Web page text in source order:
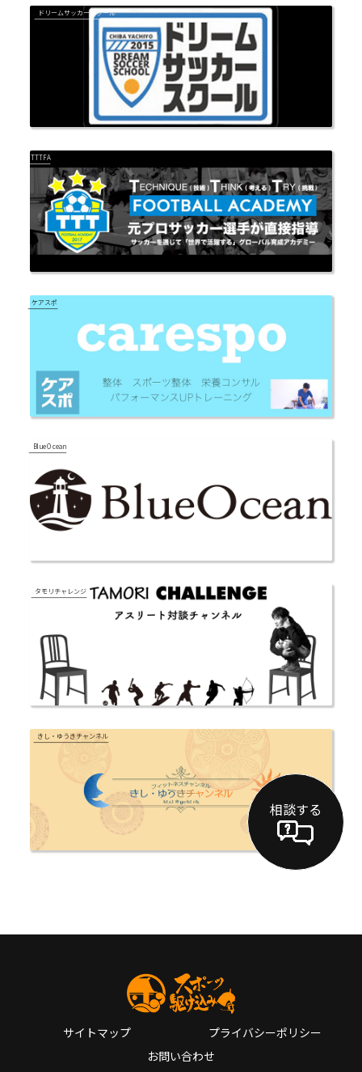
相談する
ドリームサッカースクール
TTTFA
ケアスポ
Blue Ocean
タモリチャレンジ
きし・ゆうきチャンネル
サイトマップ
プライバシーポリシー
お問い合わせ